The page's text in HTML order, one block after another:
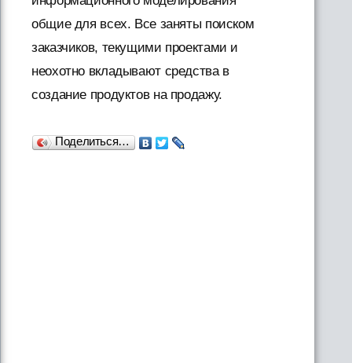
общие для всех. Все заняты поиском
заказчиков, текущими проектами и
неохотно вкладывают средства в
создание продуктов на продажу.
Поделиться…